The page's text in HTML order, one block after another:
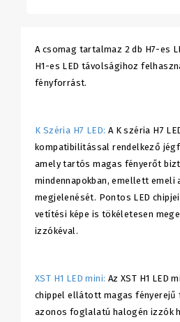
A csomag tartalmaz 2 db H7-es
H1-es LED távolságihoz
fényforrást.
K Széria H7 LED: A K széria H7
kompatibilitással rendelkező
amely tartós magas fényerőt
mindennapokban, emellett emeli
megjelenését. Pontos LED
vetítési képe is tökéletesen
izzókéval.
XST H1 LED mini: Az XST H1 LED
chippel ellátott magas fényerejű
azonos foglalatú halogén izzók